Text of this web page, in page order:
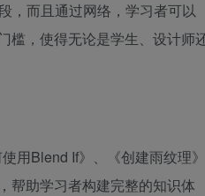
，而且通过网络，学习者可以
槛，使得无论是学生、设计师
用Blend If》、《创建雨纹理》
帮助学习者构建完整的知识体